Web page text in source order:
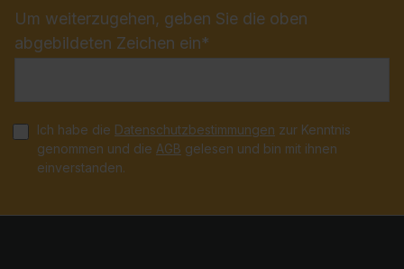
Um weiterzugehen, geben Sie die oben
abgebildeten Zeichen ein*
Ich habe die Datenschutzbestimmungen zur Kenntnis
genommen und die AGB gelesen und bin mit ihnen
einverstanden.